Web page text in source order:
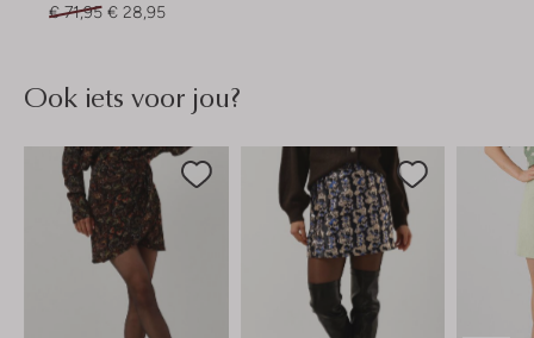
€ 71,95 € 28,95
Ook iets voor jou?